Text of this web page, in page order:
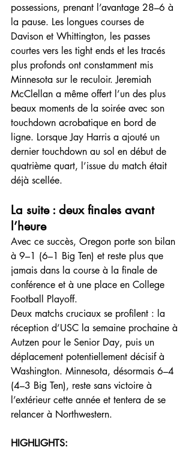
possessions, prenant l’avantage 28–6 à
la pause. Les longues courses de
Davison et Whittington, les passes
courtes vers les tight ends et les tracés
plus profonds ont constamment mis
Minnesota sur le reculoir. Jeremiah
McClellan a même offert l’un des plus
beaux moments de la soirée avec son
touchdown acrobatique en bord de
ligne. Lorsque Jay Harris a ajouté un
dernier touchdown au sol en début de
quatrième quart, l’issue du match était
déjà scellée.
La suite : deux finales avant
l’heure
Avec ce succès, Oregon porte son bilan
à 9–1 (6–1 Big Ten) et reste plus que
jamais dans la course à la finale de
conférence et à une place en College
Football Playoff.
Deux matchs cruciaux se profilent : la
réception d’USC la semaine prochaine à
Autzen pour le Senior Day, puis un
déplacement potentiellement décisif à
Washington. Minnesota, désormais 6–4
(4–3 Big Ten), reste sans victoire à
l’extérieur cette année et tentera de se
relancer à Northwestern.
HIGHLIGHTS: